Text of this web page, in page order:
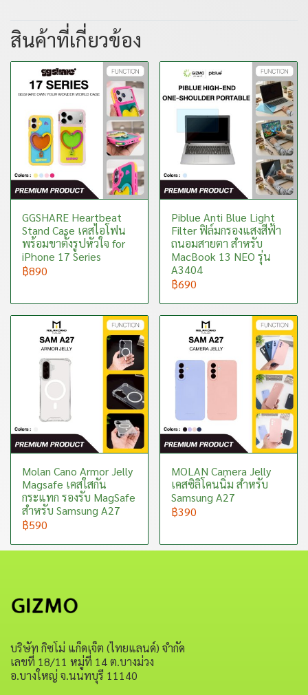
สินค้าที่เกี่ยวข้อง
GGSHARE Heartbeat
Stand Case เคสไอโฟน
พร้อมขาตั้งรูปหัวใจ for
iPhone 17 Series
฿890
Piblue Anti Blue Light
Filter ฟิล์มกรองแสงสีฟ้า
ถนอมสายตา สำหรับ
MacBook 13 NEO รุ่น
A3404
฿690
Molan Cano Armor Jelly
Magsafe เคสใสกัน
กระแทก รองรับ MagSafe
สำหรับ Samsung A27
฿590
MOLAN Camera Jelly
เคสซิลิโคนนิ่ม สำหรับ
Samsung A27
฿390
บริษัท กิซโม่ แก็ดเจ็ต (ไทยแลนด์) จำกัด
เลขที่ 18/11 หมู่ที่ 14 ต.บางม่วง
อ.บางใหญ่ จ.นนทบุรี 11140